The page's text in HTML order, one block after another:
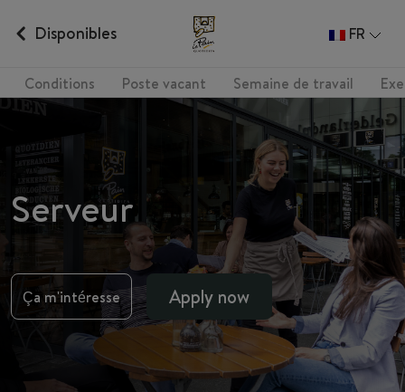
Disponibles FR
Conditions Poste vacant Semaine de travail
Serveur
Ça m'intéresse Apply now